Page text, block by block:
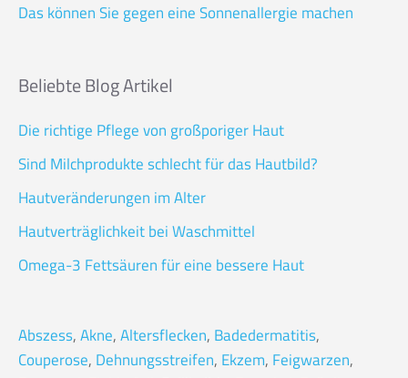
Das können Sie gegen eine Sonnenallergie machen
Beliebte Blog Artikel
Die richtige Pflege von großporiger Haut
Sind Milchprodukte schlecht für das Hautbild?
Hautveränderungen im Alter
Hautverträglichkeit bei Waschmittel
Omega-3 Fettsäuren für eine bessere Haut
Abszess,Akne,Altersflecken, Badedermatitis,
Couperose, Dehnungsstreifen, Ekzem, Feigwarzen,